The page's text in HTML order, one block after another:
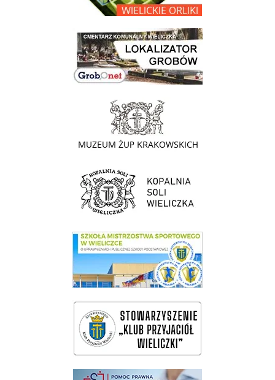
link do lokalizatora grobów na wielickim cmentarzu - grobnet
link do strony - Muzeum Żup Krakowskich Wieliczka
link do strony Kopalni Soli Wieliczka
link do SMS Wieliczka
wieliczka-wieliczanie na bis
pomoc prawna wieliczka